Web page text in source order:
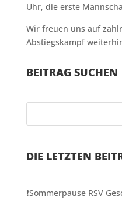
Uhr, die erste
Wir freuen uns auf
Abstiegskampf
BEITRAG SUCHEN
DIE LETZTEN
❗️Sommerpause RSV